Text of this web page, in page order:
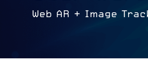
Web AR + Image